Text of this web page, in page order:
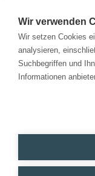
Nützliches
Formulare &
Expert:innen
Info
Wir verwenden
Wir setzen Cookies
analysieren,
Suchbegriffen und
Informationen